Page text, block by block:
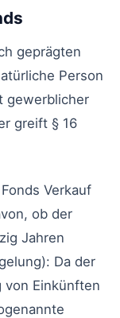
geprägten
Person
gewerblicher
greift § 16
Verkauf
ob der
Jahren
Da der
von Einkünften